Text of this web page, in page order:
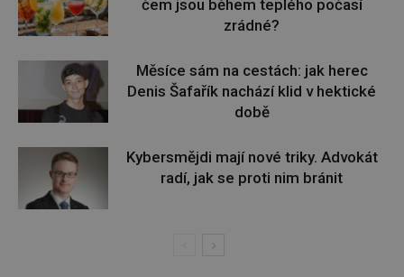
čem jsou během teplého počasí
zrádné?
Měsíce sám na cestách: jak herec
Denis Šafařík nachází klid v hektické
době
Kybersmějdi mají nové triky. Advokát
radí, jak se proti nim bránit